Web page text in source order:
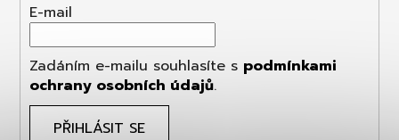
E-mail
Zadáním e-mailu souhlasíte s podmínkami
ochrany osobních údajů.
PŘIHLÁSIT SE